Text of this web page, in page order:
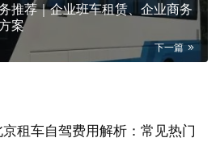
推荐｜企业班车租赁、企业商务
案
下一篇
京租车自驾费用解析：常见热门